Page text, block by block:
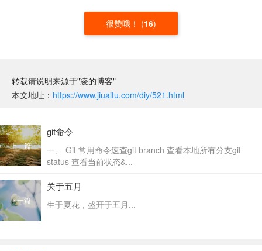
很赞哦！ (16)
转载请说明来源于"凌的博客"
本文地址： https://www.jiuaitu.com/diy/521.html
上一篇
git命令
一、 Git 常用命令速查git branch 查看本地所有分支git
status 查看当前状态&...
下一篇
关于五月
生于夏花，盛开于五月...